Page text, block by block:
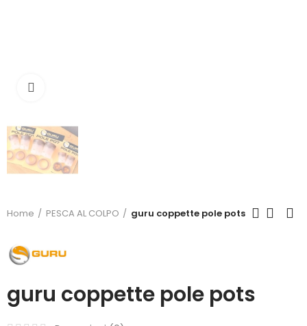
Home PESCA AL COLPO guru coppette pole pots
guru coppette pole pots